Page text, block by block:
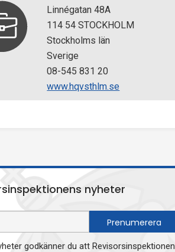
Linnégatan 48A
114 54 STOCKHOLM
Stockholms län
Sverige
08-545 831 20
www.hqvsthlm.se
nyheter
godkänner du att Revisorsinspektionen